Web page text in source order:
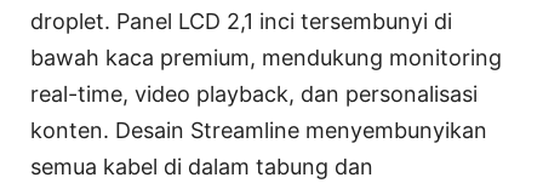
droplet. Panel LCD 2,1 inci tersembunyi di
bawah kaca premium, mendukung monitoring
real-time, video playback, dan personalisasi
konten. Desain Streamline menyembunyikan
semua kabel di dalam tabung dan